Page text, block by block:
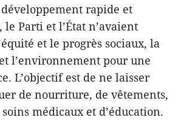
développement rapide et
Parti et l’État n’avaient
et le progrès sociaux, la
l’environnement pour une
L’objectif est de ne laisser
de nourriture, de vêtements,
médicaux et d’éducation.